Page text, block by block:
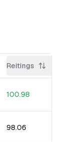
Reitings
100.98
98.06